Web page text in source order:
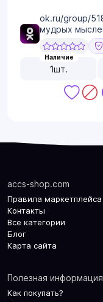
ok.ru/group/
мудрых
Наличие
1шт.
accs-shop.com
Правила маркетплейса
Контакты
Все категории
Блог
Карта сайта
Полезная информация
Как покупать?